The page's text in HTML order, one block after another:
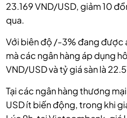
23.169 VND/USD, giảm 10
qua.
Với biên độ /-3% đang được
mà các ngân hàng áp dụng
VND/USD và tỷ giá sàn là
Tại các ngân hàng thương
USD ít biến động, trong khi